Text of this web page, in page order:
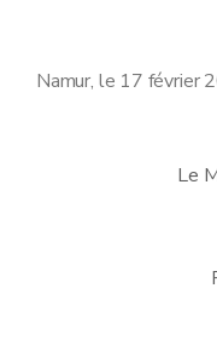
Namur, le 17 février
Le